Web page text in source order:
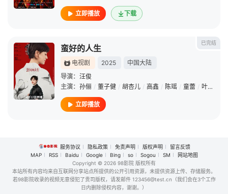
立即播放 下载
已完结
蛮好的人生
电视剧 2025
中国大陆
导演： 汪俊
主演： 孙俪 / 董子健 / 胡杏儿 / 高鑫 / 陈瑶 / 童蕾 / 叶青
立即播放
服务协议 隐私政策 免责声明 版权声明
留言反馈
MAP
RSS Baidu Google Bing so Sogou SM
网站地图
Copyright © 2026 98影院 版权所有
本站所有内容均来自互联网分享站点所提供的公开引用资源，未提供资源上传、存储服务。
若98影院收录的视频无意侵犯了贵司版权，请发邮件 123456@test.cn（我们会在3个工作
日内删除侵权内容，谢谢。）